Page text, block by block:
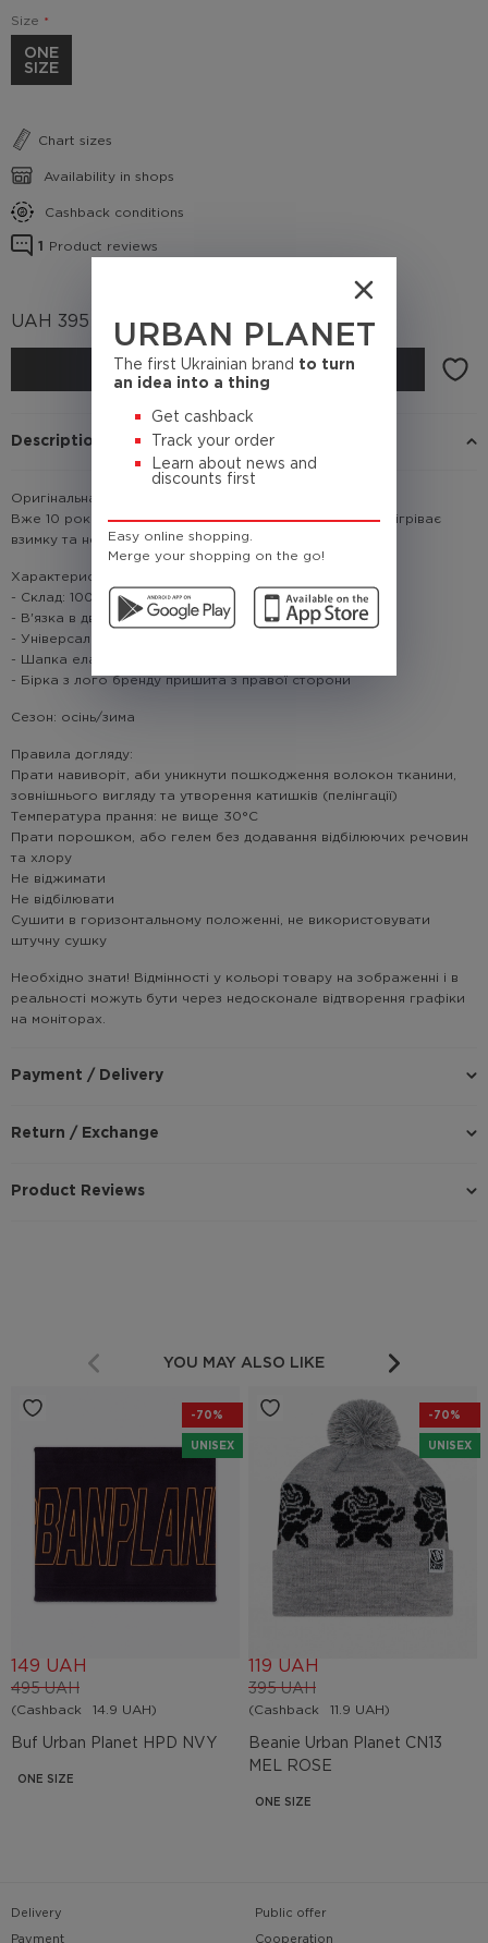
URBAN PLANET
The first Ukrainian brand to turn
an idea into a thing
Get cashback
Track your order
Learn about news and
discounts first
Easy online shopping.
Merge your shopping on the go!
Size
ONE
SIZE
Chart sizes
Availability in shops
Cashback conditions
1 Product reviews
UAH 395 (Cashback 39.5 UAH)
BUY
Description
Оригінальна шапка перевірена роками.
Вже 10 років ми випускаємо дану модель, яка чудово зігріває
взимку та не втрачає форму.
Характеристики:
- Склад: 100% акрил
- В'язка в два шари
- Універсальний розмір
- Шапка еластична
- Бірка з лого бренду пришита з правої сторони
Сезон: осінь/зима
Правила догляду:
Прати навиворіт, аби уникнути пошкодження волокон тканини,
зовнішнього вигляду та утворення катишків (пелінгації)
Температура прання: не вище 30°С
Прати порошком, або гелем без додавання відбілюючих речовин
та хлору
Не віджимати
Не відбілювати
Сушити в горизонтальному положенні, не використовувати
штучну сушку
Необхідно знати! Відмінності у кольорі товару на зображенні і в
реальності можуть бути через недосконале відтворення графіки
на моніторах.
Payment / Delivery
Return / Exchange
Product Reviews
YOU MAY ALSO LIKE
-70%
UNISEX
Buf Urban Planet HPD NVY
495 UAH
149 UAH
(Cashback 14.9 UAH)
ONE SIZE
-70%
UNISEX
Beanie Urban Planet СN13
MEL ROSE
395 UAH
119 UAH
(Cashback 11.9 UAH)
ONE SIZE
Delivery
Payment
Public offer
Cooperation